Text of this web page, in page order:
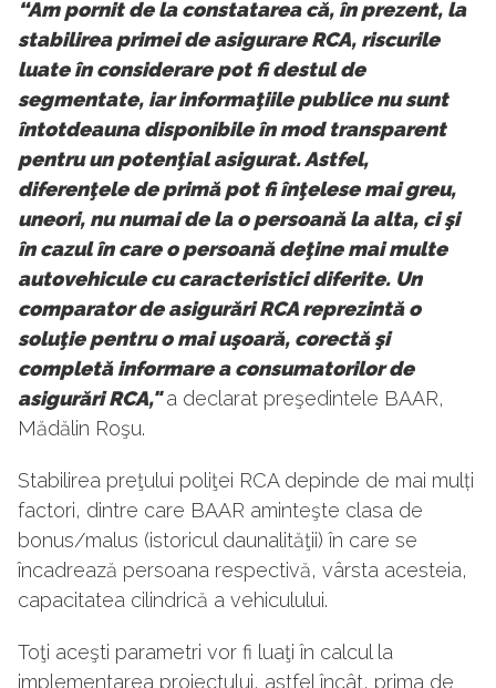
“Am pornit de la constatarea că, în prezent, la
stabilirea primei de asigurare RCA, riscurile
luate în considerare pot fi destul de
segmentate, iar informaţiile publice nu sunt
întotdeauna disponibile în mod transparent
pentru un potenţial asigurat. Astfel,
diferenţele de primă pot fi înţelese mai greu,
uneori, nu numai de la o persoană la alta, ci şi
în cazul în care o persoană deţine mai multe
autovehicule cu caracteristici diferite. Un
comparator de asigurări RCA reprezintă o
soluţie pentru o mai uşoară, corectă şi
completă informare a consumatorilor de
asigurări RCA,"a declarat preşedintele BAAR,
Mădălin Roşu.
Stabilirea preţului poliţei RCA depinde de mai mulți
factori, dintre care BAAR aminteşte clasa de
bonus/malus (istoricul daunalităţii) în care se
încadrează persoana respectivă, vârsta acesteia,
capacitatea cilindrică a vehiculului.
Toţi aceşti parametri vor fi luaţi în calcul la
implementarea proiectului, astfel încât, prima de